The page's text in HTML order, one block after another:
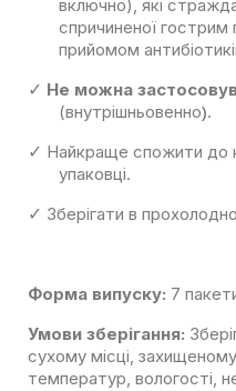
включно), які
спричиненої
прийомом
✓ Не можна
(внутрішньовенно).
✓ Найкраще спожити до
упаковці.
✓ Зберігати в
Форма випуску: 7
Умови зберігання:
сухому місці,
температур, вологості,